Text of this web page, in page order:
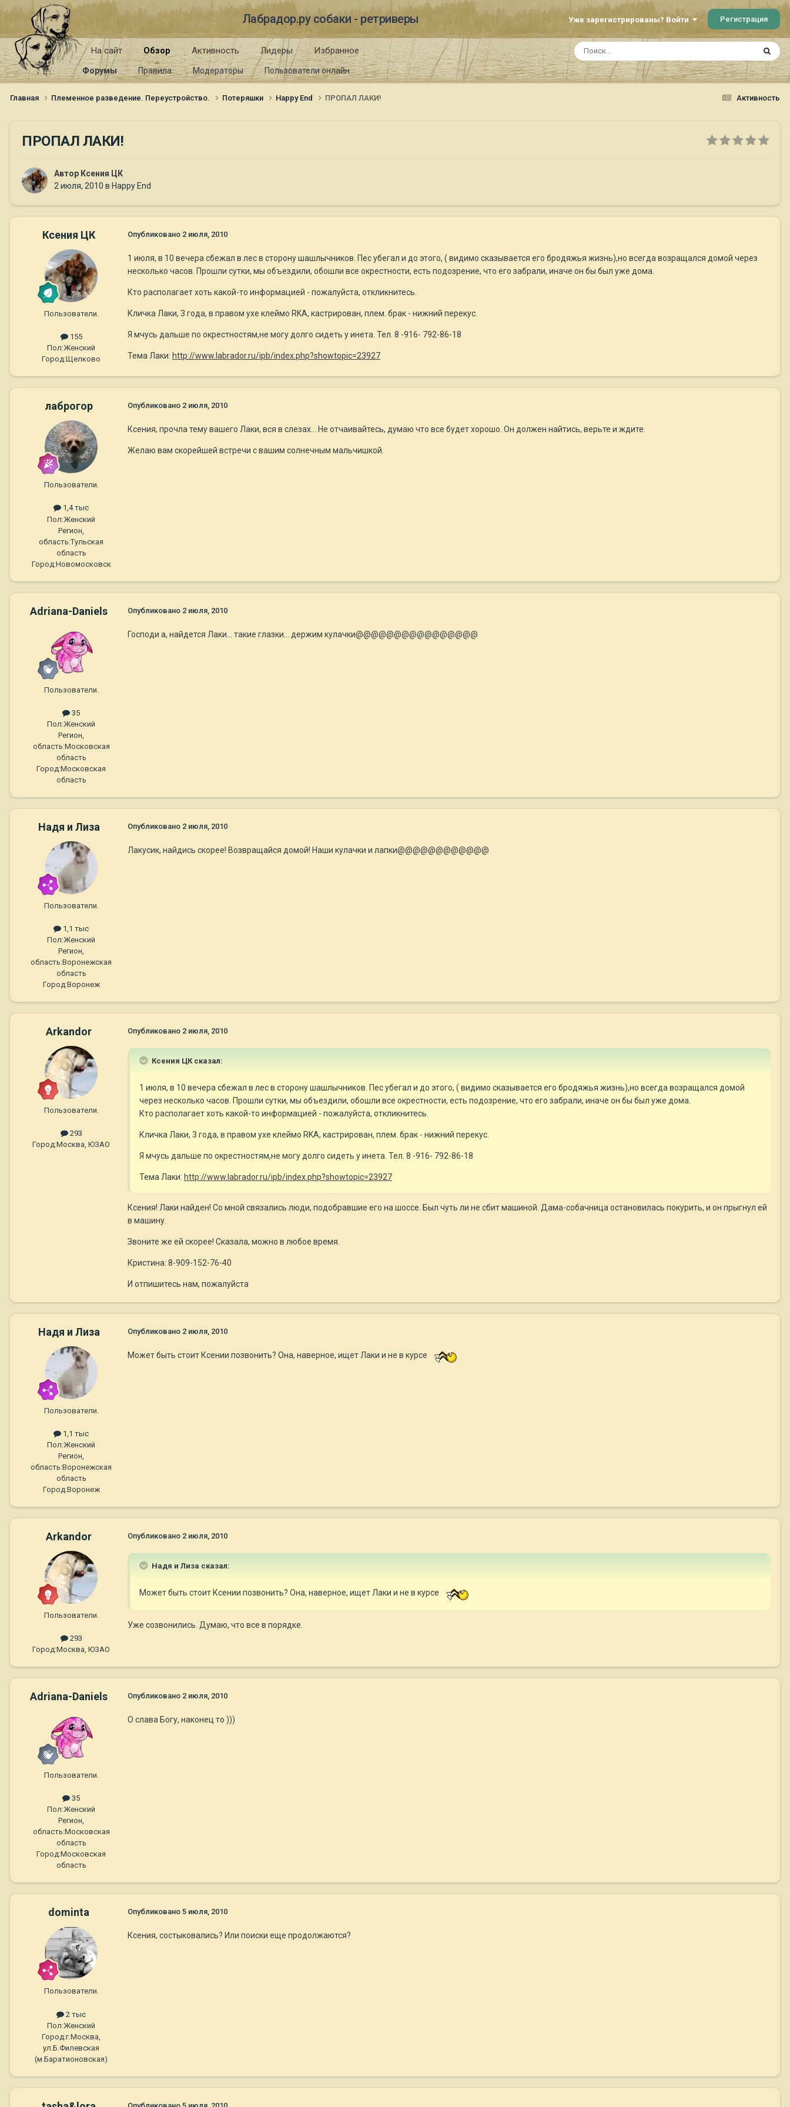
Лабрадор.ру собаки - ретриверы Уже зарегистрированы? Войти Регистрация
На сайт Обзор
Форумы Правила Модераторы Пользователи онлайн
Активность Лидеры Избранное
Активность
Главная Племенное разведение. Переустройство. Потеряшки Happy End ПРОПАЛ ЛАКИ!
ПРОПАЛ ЛАКИ!
Автор Ксения ЦК
2 июля, 2010 в Happy End
Ксения ЦК
Пользователи.
155
Пол:Женский
Город:Щелково
Опубликовано 2 июля, 2010
1 июля, в 10 вечера сбежал в лес в сторону шашлычников. Пес убегал и до этого, ( видимо сказывается его бродяжья жизнь),но всегда возращался домой через
несколько часов. Прошли сутки, мы объездили, обошли все окрестности, есть подозрение, что его забрали, иначе он бы был уже дома.
Кто располагает хоть какой-то информацией - пожалуйста, откликнитесь.
Кличка Лаки, 3 года, в правом ухе клеймо RKA, кастрирован, плем. брак - нижний перекус.
Я мчусь дальше по окрестностям,не могу долго сидеть у инета. Тел. 8 -916- 792-86-18
Тема Лаки: http://www.labrador.ru/ipb/index.php?showtopic=23927
лаброгор
Пользователи.
1,4 тыс
Пол:Женский
Регион,
область:Тульская
область
Город:Новомосковск
Опубликовано 2 июля, 2010
Ксения, прочла тему вашего Лаки, вся в слезах... Не отчаивайтесь, думаю что все будет хорошо. Он должен найтись, верьте и ждите.
Желаю вам скорейшей встречи с вашим солнечным мальчишкой.
Adriana-Daniels
Пользователи.
35
Пол:Женский
Регион,
область:Московская
область
Город:Московская
область
Опубликовано 2 июля, 2010
Господи а, найдется Лаки... такие глазки... держим кулачки@@@@@@@@@@@@@@@@
Надя и Лиза
Пользователи.
1,1 тыс
Пол:Женский
Регион,
область:Воронежская
область
Город:Воронеж
Опубликовано 2 июля, 2010
Лакусик, найдись скорее! Возвращайся домой! Наши кулачки и лапки@@@@@@@@@@@@
Arkandor
Пользователи.
293
Город:Москва, ЮЗАО
Опубликовано 2 июля, 2010
Ксения ЦК сказал:
1 июля, в 10 вечера сбежал в лес в сторону шашлычников. Пес убегал и до этого, ( видимо сказывается его бродяжья жизнь),но всегда возращался домой
через несколько часов. Прошли сутки, мы объездили, обошли все окрестности, есть подозрение, что его забрали, иначе он бы был уже дома.
Кто располагает хоть какой-то информацией - пожалуйста, откликнитесь.
Кличка Лаки, 3 года, в правом ухе клеймо RKA, кастрирован, плем. брак - нижний перекус.
Я мчусь дальше по окрестностям,не могу долго сидеть у инета. Тел. 8 -916- 792-86-18
Тема Лаки: http://www.labrador.ru/ipb/index.php?showtopic=23927
Ксения! Лаки найден! Со мной связались люди, подобравшие его на шоссе. Был чуть ли не сбит машиной. Дама-собачница остановилась покурить, и он прыгнул ей
в машину.
Звоните же ей скорее! Сказала, можно в любое время.
Кристина: 8-909-152-76-40
И отпишитесь нам, пожалуйста
Надя и Лиза
Пользователи.
1,1 тыс
Пол:Женский
Регион,
область:Воронежская
область
Город:Воронеж
Опубликовано 2 июля, 2010
Может быть стоит Ксении позвонить? Она, наверное, ищет Лаки и не в курсе
Arkandor
Пользователи.
293
Город:Москва, ЮЗАО
Опубликовано 2 июля, 2010
Надя и Лиза сказал:
Может быть стоит Ксении позвонить? Она, наверное, ищет Лаки и не в курсе
Уже созвонились. Думаю, что все в порядке.
Adriana-Daniels
Пользователи.
35
Пол:Женский
Регион,
область:Московская
область
Город:Московская
область
Опубликовано 2 июля, 2010
О слава Богу, наконец то )))
dominta
Пользователи.
2 тыс
Пол:Женский
Город:г.Москва,
ул.Б.Филевская
(м.Баратионовская)
Опубликовано 5 июля, 2010
Ксения, состыковались? Или поиски еще продолжаются?